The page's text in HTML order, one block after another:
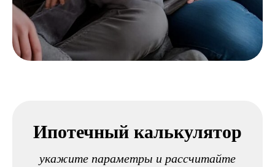
Ипотечный калькулятор
укажите параметры и рассчитайте